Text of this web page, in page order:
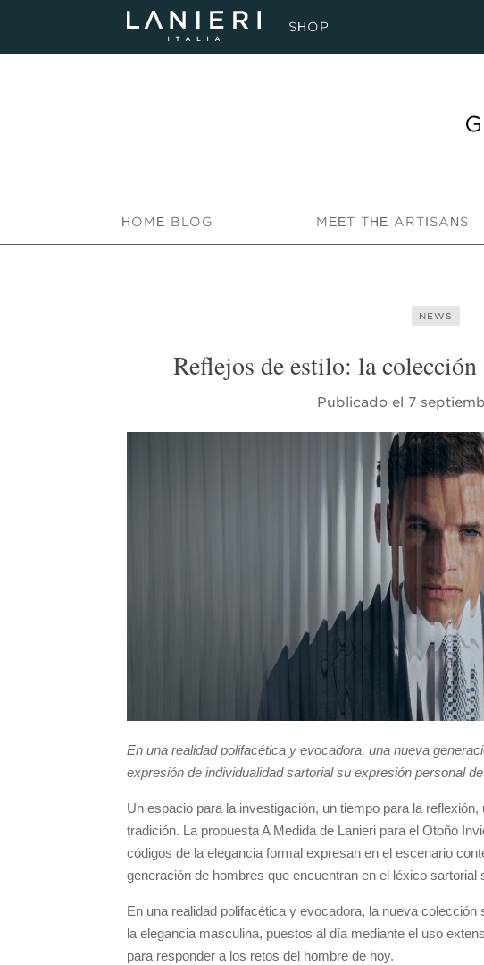
SHOP
HOME BLOG MEET THE ARTISANS
NEWS
Reflejos de estilo: la
Publicado el 7
En una realidad polifacética y evocadora, una nueva
expresión de individualidad sartorial su expresión personal
Un espacio para la investigación, un tiempo para la
tradición. La propuesta A Medida de Lanieri para el Otoño
códigos de la elegancia formal expresan en el escenario
generación de hombres que encuentran en el léxico sartorial
En una realidad polifacética y evocadora, la nueva
la elegancia masculina, puestos al día mediante el uso
para responder a los retos del hombre de hoy.